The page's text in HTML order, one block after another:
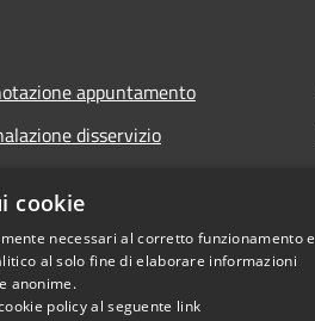
appuntamento
disservizio
assistenza
cookie
necessari al corretto funzionamento e
al solo fine di elaborare informazioni
anonime.
policy al seguente link